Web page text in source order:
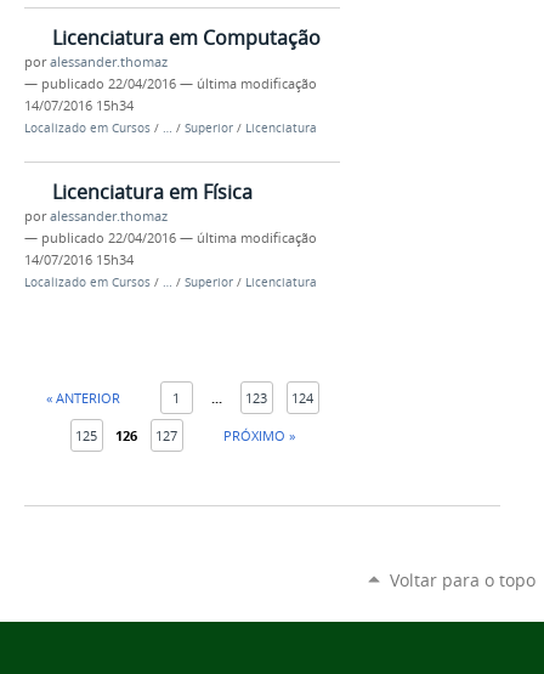
Licenciatura em Computação
poralessander.thomaz
— publicado 22/04/2016 — última modificação
14/07/2016 15h34
Localizado em Cursos / / Superior / Licenciatura
Licenciatura em Física
poralessander.thomaz
— publicado 22/04/2016 — última modificação
14/07/2016 15h34
Localizado em Cursos / … / Superior / Licenciatura
« ANTERIOR 1 ... 123 124
125 126 127 PRÓXIMO »
Voltar para o topo